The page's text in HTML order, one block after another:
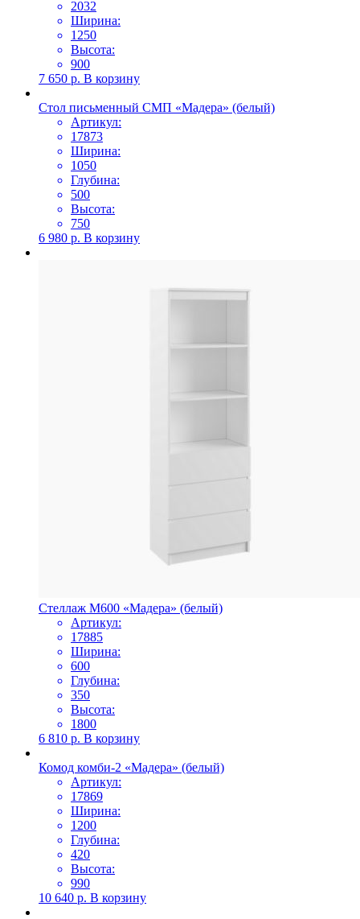
2032
Ширина:
1250
Высота:
900
7 650 р. В корзину
Стол письменный СМП «Мадера» (белый)
Артикул:
17873
Ширина:
1050
Глубина:
500
Высота:
750
6 980 р. В корзину
Стеллаж М600 «Мадера» (белый)
Артикул:
17885
Ширина:
600
Глубина:
350
Высота:
1800
6 810 р. В корзину
Комод комби-2 «Мадера» (белый)
Артикул:
17869
Ширина:
1200
Глубина:
420
Высота:
990
10 640 р. В корзину